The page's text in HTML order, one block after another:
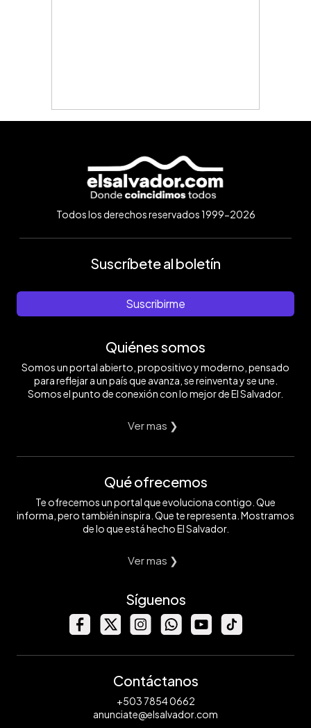
Todos los derechos reservados 1999-2026
Suscríbete al boletín
Suscribirme
Quiénes somos
Somos un portal abierto, propositivo y moderno, pensado
para reflejar a un país que avanza, se reinventa y se une.
Somos el punto de conexión con lo mejor de El Salvador.
Ver mas ❯
Qué ofrecemos
Te ofrecemos un portal que evoluciona contigo. Que
informa, pero también inspira. Que te representa. Mostramos
de lo que está hecho El Salvador.
Ver mas ❯
Síguenos
Contáctanos
+503 7854 0662
anunciate@elsalvador.com